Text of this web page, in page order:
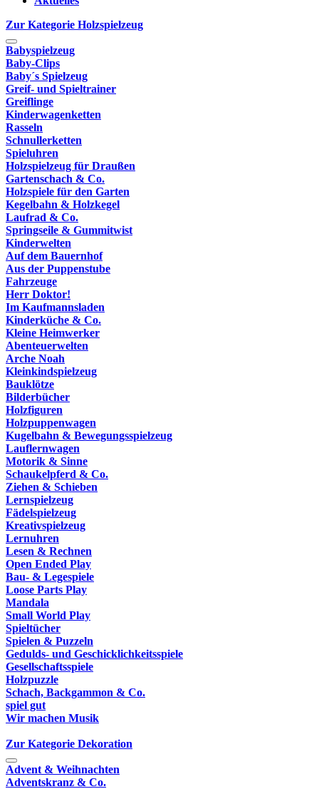
Zur Kategorie Holzspielzeug
Babyspielzeug
Baby-Clips
Baby´s Spielzeug
Greif- und Spieltrainer
Greiflinge
Kinderwagenketten
Rasseln
Schnullerketten
Spieluhren
Holzspielzeug für Draußen
Gartenschach & Co.
Holzspiele für den Garten
Kegelbahn & Holzkegel
Laufrad & Co.
Springseile & Gummitwist
Kinderwelten
Auf dem Bauernhof
Aus der Puppenstube
Fahrzeuge
Herr Doktor!
Im Kaufmannsladen
Kinderküche & Co.
Kleine Heimwerker
Abenteuerwelten
Arche Noah
Kleinkindspielzeug
Bauklötze
Bilderbücher
Holzfiguren
Holzpuppenwagen
Kugelbahn & Bewegungsspielzeug
Lauflernwagen
Motorik & Sinne
Schaukelpferd & Co.
Ziehen & Schieben
Lernspielzeug
Fädelspielzeug
Kreativspielzeug
Lernuhren
Lesen & Rechnen
Open Ended Play
Bau- & Legespiele
Loose Parts Play
Mandala
Small World Play
Spieltücher
Spielen & Puzzeln
Gedulds- und Geschicklichkeitsspiele
Gesellschaftsspiele
Holzpuzzle
Schach, Backgammon & Co.
spiel gut
Wir machen Musik
Zur Kategorie Dekoration
Advent & Weihnachten
Adventskranz & Co.